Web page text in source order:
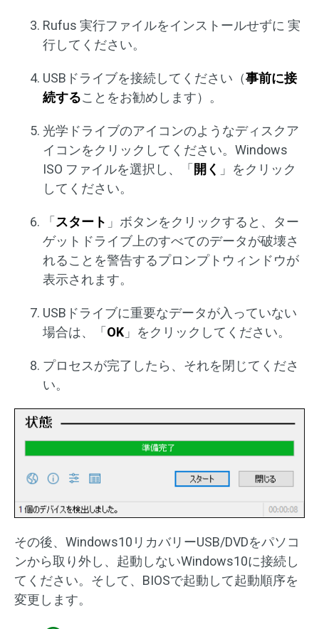
Rufus 実行ファイルをインストールせずに 実
行してください。
USBドライブを接続してください（事前に接
続することをお勧めします）。
光学ドライブのアイコンのようなディスクア
イコンをクリックしてください。Windows
ISO ファイルを選択し、「開く 」をクリック
してください。
「スタート 」ボタンをクリックすると、ター
ゲットドライブ上のすべてのデータが破壊さ
れることを警告するプロンプトウィンドウが
表示されます。
USBドライブに重要なデータが入っていない
場合は、「OK 」をクリックしてください。
プロセスが完了したら、それを閉じてくださ
い。
その後、Windows10リカバリーUSB/DVDをパソコ
ンから取り外し、起動しないWindows10に接続し
てください。そして、BIOSで起動して起動順序を
変更します。